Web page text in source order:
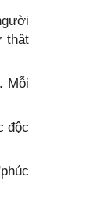
thật
Mỗi
độc